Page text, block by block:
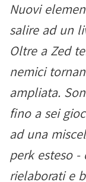
Nuovi
salire ad un
Oltre a Zed
nemici
ampliata.
fino a sei
ad una
perk esteso
rielaborati e